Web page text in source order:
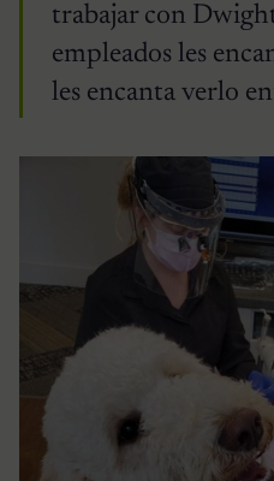
trabajar con
empleados les
les encanta verlo